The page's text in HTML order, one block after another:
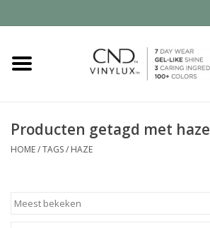
Home
Nailart voor jou
Producten getagd met haze
HOME/TAGS/ HAZE